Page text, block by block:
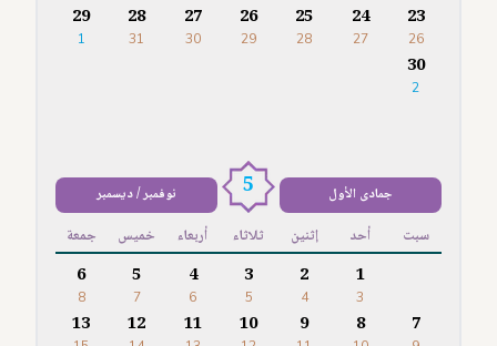
23
26
24
27
25
28
26
29
27
30
28
31
29
1
30
2
جمادى الأول 5 نوفمبر / ديسمبر
سبت أحد إثنين ثلاثاء أربعاء خميس جمعة
1
3
2
4
3
5
4
6
5
7
6
8
7
8
9
10
11
12
13